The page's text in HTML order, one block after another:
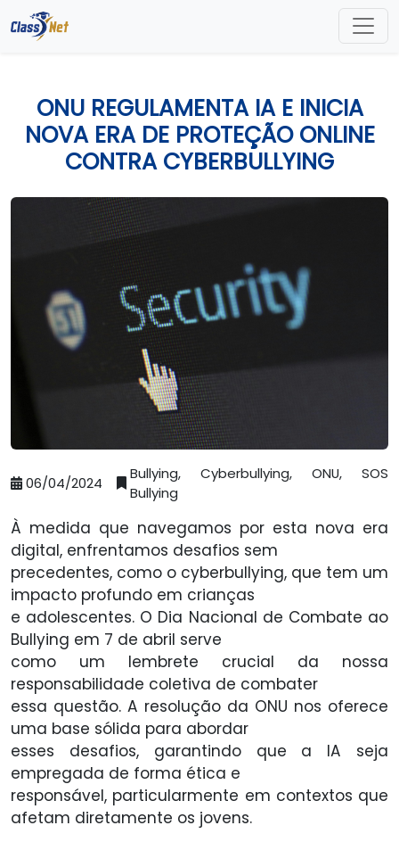
ONU REGULAMENTA IA E INICIA
NOVA ERA DE PROTEÇÃO ONLINE
CONTRA CYBERBULLYING
06/04/2024
Bullying, Cyberbullying, ONU, SOS
Bullying
À medida que navegamos por esta nova era
digital, enfrentamos desafios sem
precedentes, como o cyberbullying, que tem um
impacto profundo em crianças
e adolescentes. O Dia Nacional de Combate ao
Bullying em 7 de abril serve
como um lembrete crucial da nossa
responsabilidade coletiva de combater
essa questão. A resolução da ONU nos oferece
uma base sólida para abordar
esses desafios, garantindo que a IA seja
empregada de forma ética e
responsável, particularmente em contextos que
afetam diretamente os jovens.